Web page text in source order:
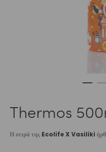
Thermos
Η σειρά της Ecolife X Vasiliki